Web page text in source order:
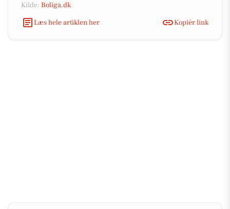
Kilde: Boliga.dk
Læs hele artiklen her
Kopiér link